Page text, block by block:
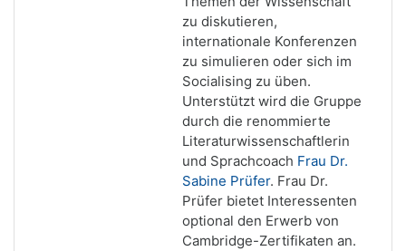
zu diskutieren,
internationale Konferenzen
zu simulieren oder sich im
Socialising zu üben.
Unterstützt wird die Gruppe
durch die renommierte
Literaturwissenschaftlerin
und Sprachcoach Frau Dr.
Sabine Prüfer. Frau Dr.
Prüfer bietet Interessenten
optional den Erwerb von
Cambridge-Zertifikaten an.